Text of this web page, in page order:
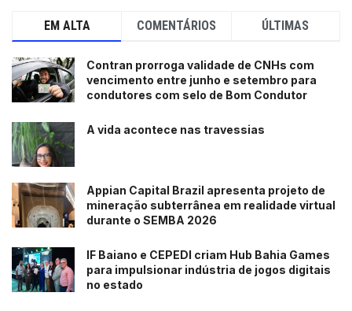
EM ALTA COMENTÁRIOS ÚLTIMAS
Contran prorroga validade de CNHs com
vencimento entre junho e setembro para
condutores com selo de Bom Condutor
A vida acontece nas travessias
Appian Capital Brazil apresenta projeto de
mineração subterrânea em realidade virtual
durante o SEMBA 2026
IF Baiano e CEPEDI criam Hub Bahia Games
para impulsionar indústria de jogos digitais
no estado